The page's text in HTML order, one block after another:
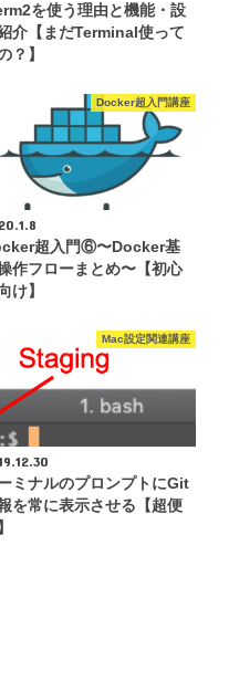
を使う理由と機能・設
介【まだTerminal使って
？】
Docker超入門講座
超入門⑥〜Docker基
作フローまとめ〜【初心
け】
Mac設定関連講座
ミナルのプロンプトにGit
を常に表示させる【超便